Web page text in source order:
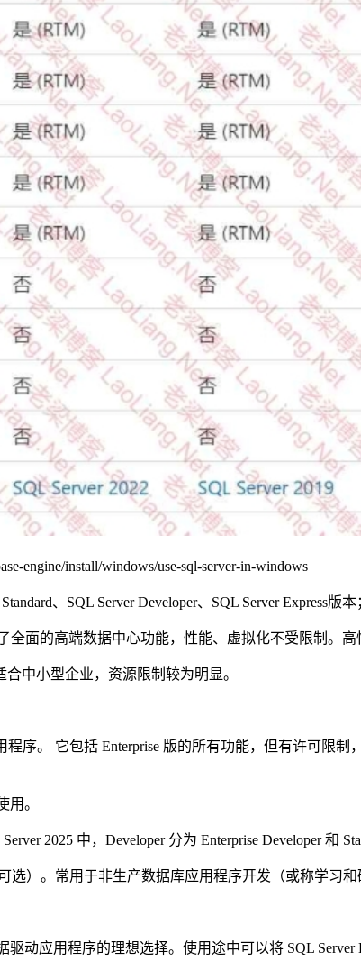
engine/install/windows/use-sql-server-in-windows
、SQL Server Developer、SQL Server Express版本
全面的高端数据中心功能，性能、虚拟化不受限制。
合中小型企业，资源限制较为明显。
程序。 它包括 Enterprise 版的所有功能，但有许可限
用。
2025 中，Developer 分为 Enterprise Developer 和
选）。常用于非生产数据库应用程序开发（或称学习和
动应用程序的理想选择。使用途中可以将 SQL Server